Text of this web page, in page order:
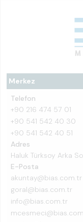
Merkez
Telefon
+90 216 474 57 01
+90 541 542 40 30
+90 541 542 40 51
Adres
Haluk Türksoy Arka
E-Posta
akuntay@bias.com.tr
goral@bias.com.tr
info@bias.com.tr